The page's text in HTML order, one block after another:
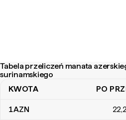
Tabela przeliczeń manata
surinamskiego
Tabela przeliczeń manata
KWOTA PO
1AZN 22